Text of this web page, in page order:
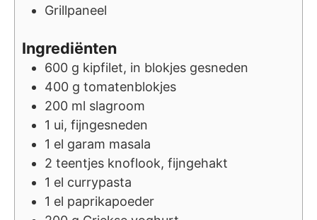
Grillpaneel
Ingrediënten
600 g kipfilet, in blokjes gesneden
400 g tomatenblokjes
200 ml slagroom
1 ui, fijngesneden
1 el garam masala
2 teentjes knoflook, fijngehakt
1 el currypasta
1 el paprikapoeder